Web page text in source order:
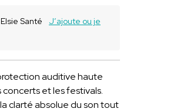
Santé
J’ajoute ou je
auditive haute
et les festivals.
clarté absolue du son tout